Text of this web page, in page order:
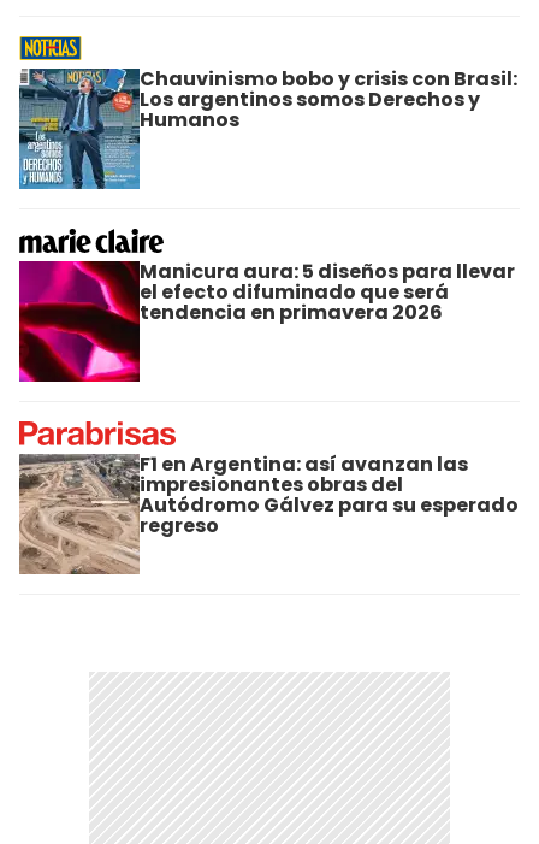
Chauvinismo bobo y crisis con Brasil:
Los argentinos somos Derechos y
Humanos
Manicura aura: 5 diseños para llevar
el efecto difuminado que será
tendencia en primavera 2026
F1 en Argentina: así avanzan las
impresionantes obras del
Autódromo Gálvez para su esperado
regreso